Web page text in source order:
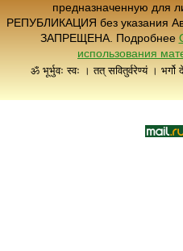
предназначенную для
РЕПУБЛИКАЦИЯ без указания
ЗАПРЕЩЕНА. Подробнее
использования
ॐ भूर्भुवः स्वः । तत् सवितुर्वरेण्यं । भर्गो